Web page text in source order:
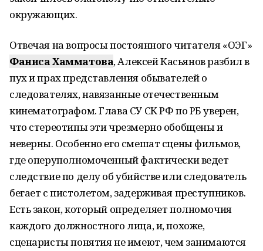
окружающих.
Отвечая на вопросы постоянного читателя «ОЭГ»
Фаниса Хамматова, Алексей Касьянов разбил в
пух и прах представления обывателей о
следователях, навязанные отечественным
кинематографом. Глава СУ СК РФ по РБ уверен,
что стереотипы эти чрезмерно обобщены и
неверны. Особенно его смешат сцены фильмов,
где оперуполномоченный фактически ведет
следствие по делу об убийстве или следователь
бегает с пистолетом, задерживая преступников.
Есть закон, который определяет полномочия
каждого должностного лица, и, похоже,
сценаристы понятия не имеют, чем занимаются